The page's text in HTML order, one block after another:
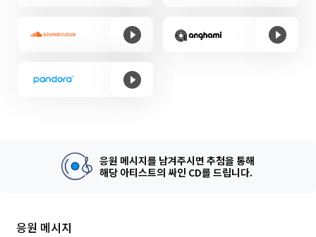
응원 메시지를 남겨주시면 추첨을 통해
해당 아티스트의 싸인 CD를 드립니다.
응원 메시지